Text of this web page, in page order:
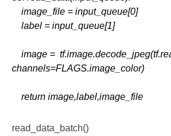
image_file = input_queue[0]
label = input_queue[1]
channels=FLAGS.image_color)
return image,label,image_file
read_data_batch()